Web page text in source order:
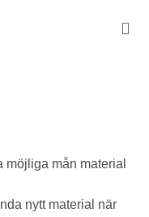
möjliga mån material
nytt material när